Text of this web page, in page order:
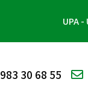
UPA -
983 30 68 55